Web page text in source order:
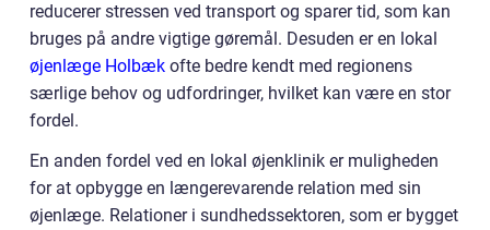
reducerer stressen ved transport og sparer tid, som kan
bruges på andre vigtige gøremål. Desuden er en lokal
øjenlæge Holbæk ofte bedre kendt med regionens
særlige behov og udfordringer, hvilket kan være en stor
fordel.
En anden fordel ved en lokal øjenklinik er muligheden
for at opbygge en længerevarende relation med sin
øjenlæge. Relationer i sundhedssektoren, som er bygget